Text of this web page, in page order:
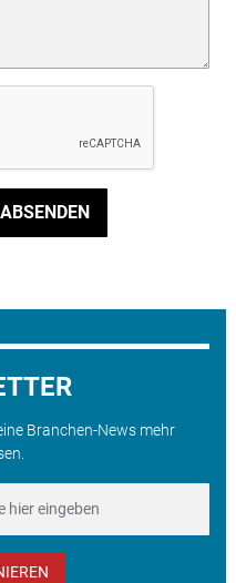
Branchen-News mehr